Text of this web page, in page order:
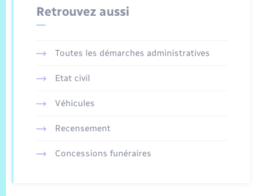
Retrouvez aussi
Toutes les démarches administratives
Etat civil
Véhicules
Recensement
Concessions funéraires